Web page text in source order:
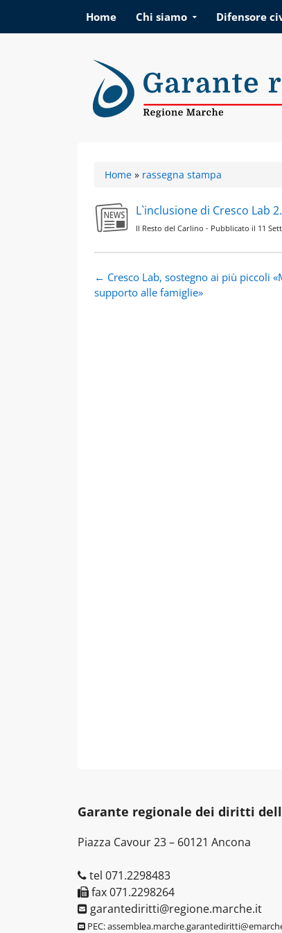
Home Chi siamo Difensore
Home » rassegna stampa
L`inclusione di Cresco Lab
Il Resto del Carlino - Pubblicato il 11
Navigazione
articolo
← Cresco Lab, sostegno ai più piccoli
supporto alle famiglie»
Garante regionale dei diritti
Piazza Cavour 23 – 60121 Ancona
tel 071.2298483
fax 071.2298264
garantediritti@regione.marche.it
PEC: